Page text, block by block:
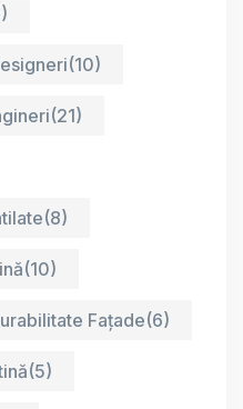
(10)
(21)
(8)
(10)
Fațade(6)
(5)